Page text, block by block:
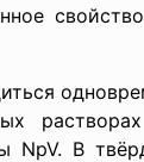
NpV. В